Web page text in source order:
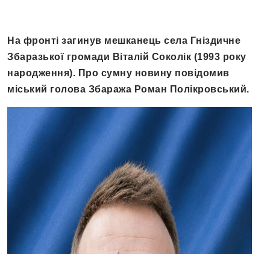
На фронті загинув мешканець села Гніздичне
Збаразької громади Віталій Соколік (1993 року
народження). Про сумну новину повідомив
міський голова Збаража Роман Полікровський.